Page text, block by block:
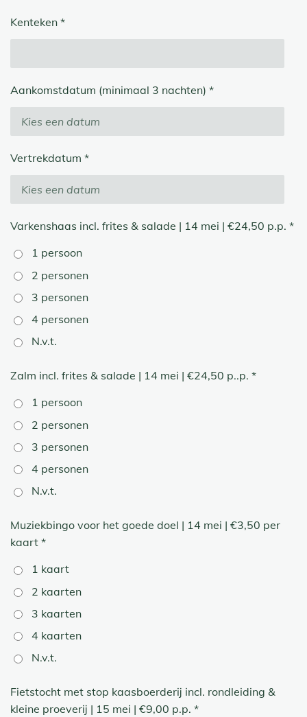
Kenteken *
Aankomstdatum (minimaal 3 nachten) *
Vertrekdatum *
Varkenshaas incl. frites & salade | 14 mei | €24,50 p.p. *
1 persoon
2 personen
3 personen
4 personen
N.v.t.
Zalm incl. frites & salade | 14 mei | €24,50 p..p. *
1 persoon
2 personen
3 personen
4 personen
N.v.t.
Muziekbingo voor het goede doel | 14 mei | €3,50 per
kaart *
1 kaart
2 kaarten
3 kaarten
4 kaarten
N.v.t.
Fietstocht met stop kaasboerderij incl. rondleiding &
kleine proeverij | 15 mei | €9,00 p.p. *